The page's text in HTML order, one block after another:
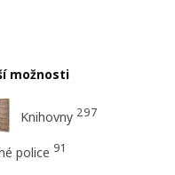
možnosti
Knihovny 297
police 91